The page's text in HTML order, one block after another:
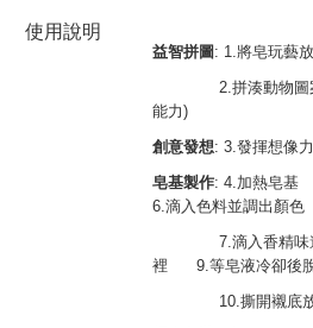
使用說明
益智拼圖 : 1.將皂玩藝
2.拼湊動物圖
能力)
創意發想: 3.發揮想像
皂基製作: 4.加熱皂基
6.滴入色料並調出顏色
7.滴入香
裡 9.等皂液冷卻後
10.撕開襯底